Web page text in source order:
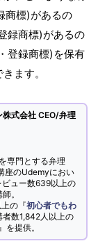
商標)があるの
録商標)があるの
登録商標)を保有
ます。
式会社 CEO/弁理
専門とする弁理
座のUdemyにおい
ュー数639以上の
。
の『初心者でもわ
者数1,842人以上の
』を提供。